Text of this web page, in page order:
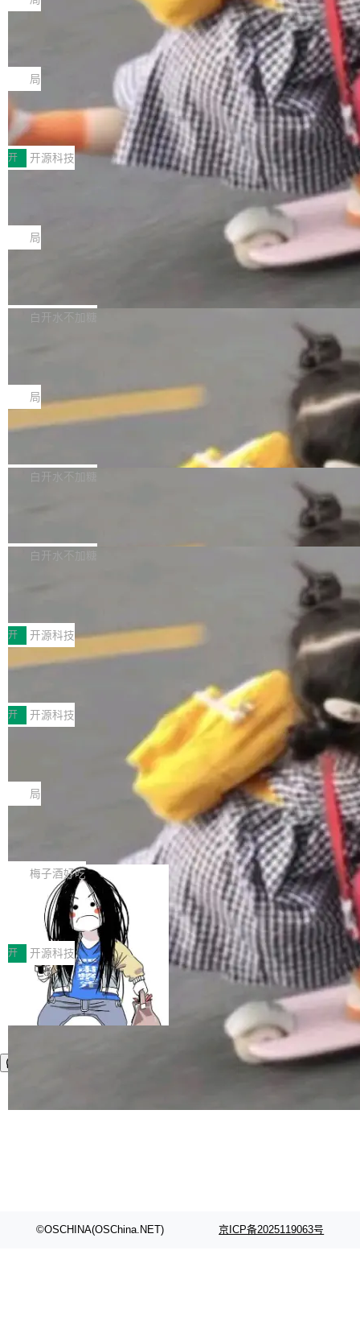
现实 过去两年，CIO们的焦虑清单上多了两项：
一是如何让大模型和智能体应用安全地从PoC走
向生产，二是如何让测试团队跟得上AI应用...
设置，如果用布尔值 + 可空字段来表示——bool
ean 表示是否可切换，nullable 的默认模式、浅
色方案、深色方案——会产生大量无意义的组
合。方案缺了、配置冲突了、全 null 了。要知道
哪些组合有效，作者说，你得靠"文档、校验、或
者部落知识"。 换个写法。Rust 的 enum，两个
变体：Switchable...
个"AI 知识库 + 聊天机器人"——每个大厂都在
做，没什么新鲜的。 但 Kenton Varda 在 Twitte
r 上把事情说清楚了： 今天我们发布了 Cloudfla
re OS，一个带连接器的聊天机器人，跟其他所
有科技公司做的一样。只不过，实际上它不一
样。这是 Sandstorm.io 的重制版，我十年前的
那个创业公司。不同的是，这次它构建在 Cloudf
lare Workers 上——我花了九年时间搭建的平台
——并且深度集成了 AI。这基本上是我十年秘密
Deno 团队开源 Celld，可自托管的分
Ryan Dahl 领导的 Deno 团队推出了最新开源项
目 Celld，一个能在自己机器上运行 Cloudflare
Workers 和 Durable Objects 的守护进程。 设
计思路很直接：每个对象是一个独立的 SQLite
数据库，按名称寻址，复制到你自己的 S3 兼容
存储库里。节点之间只通过这个存储库协调——
没有控制平面，没有共识协议。每个对象自带一
个小型数据库，应用天然按分片构建，单个数据
库的竞争和爆炸半径问题在设计层面就被消除
了。 闲置的 cell 会休眠到几乎不占资源。当 cel
l 迁移或唤醒时，新宿主从 S3 恢复 SQLite 数据
局
鲁大师7月新机性能/流畅/AI榜：vivo夺
性能、流畅双第一，三星Galaxy Z系列
新折叠缺席
2026年7月的手机市场，由于存储等硬件成本暴
增，手机厂商的日子也不好过啊，新机速度明显
放缓，因此硝烟味淡了许多。新机参数规格除开
高价的三星折叠（三星Galaxy Z Fold8 Ultra / Z
Fold8 / Z Flip8）外，其余要么是中低端机器，
例如iQOO Z11i、REDMI Note 17、REDMI No
te 17 Pro、OPPO K15，要么是vivo X300 E这
样的次旗舰。 Galaxy Z Fold8 Ultra / Z Fold8 /
部搭载骁龙8 Elite Gen5 for Galaxy，它们本该
开 开源科技
Zed 编辑器团队发布了新项目——DeltaDB，一
个在 git commit 之间记录每一次编辑操作的版
本控制系统。目前处于 Early Access 阶段。 De
mits」——软件是在 commit 之间写出来的。git
是把这段空隙补上。 回退到任何一次编辑：Delt
aDB 捕获 commit 之间的每一次操作，...
局
析）披露的最新分析与第二季度业绩报告，Spac
微软同期总资本开支的四成。 与亚马逊、Alpha
bet、微软以及 Meta 等传统科技巨头相比，Spa
ceXAI的资金消耗速度尤为引人瞩目。然而，支
撑庞大支出的资金来源却呈现出截然不同的面
貌。数据显示，微软和 Meta 主要依托充沛的经
白开水不加糖
一个在终端里运行的编程 agent；Muse Spark
1.2，驱动这个 agent 的新模型。一句话概括：
你可以用 curl -fsSL https://dev.meta.ai/install.
sh | bash 安装一个能在大项目里自动规划、写
代码、验证结果的 AI 终端工具。 据介绍，Muse
个主 agent 循环，外加一组后台 agent。这些后
局
美团开源 LoHoSearch，用知识图谱校
机器出题的前提，是让机器拥有全局视野。整个
构建流程可以分为四个环节：建图 → 控制难度
白开水不加糖
库，并将作为transport接入Mooncake TENT。
MPComm将作为一种传输引擎接入Mooncake T
ENT，实现零拷贝传输性能提升30%、非零拷贝
传输性能最高提升5倍。UCL-MPComm底层基
于自研UCL-Engine通信引擎，后续腾讯网平将
持续开源更多基于UCL-Engine的高性能通信组
件。 腾讯网平团队在UCL-MPComm中实现了一
个独立于业务线程的全局通信引擎（Engine），
白开水不加糖
型案例入选名单》，深信服“面向企业研发场景的
开源 AI 编程平台 CoStrict 应用”凭借卓越的技术
创新与落地成效成功入选。 全链路私有化部署，
助力企业AI研发安全落地 当前，越来越多企业已
经开始引入 AI Coding 工具，通过调用公有云模
型或企业内部部署模型提升研发效率。但随着 AI
Coding 从个人辅助工具逐步走向团队级、组织
级应用，企业在规模化落地过程中，对安全性、
可控性和代码质量提出了更高要求。 首先是数据
安全与合规要求。对于大多数普通研发场景，公
有云模型能够满足快速试用和效率提升的需求。
但对于金融、能源、医疗等对数据安全要求较...
开 开源科技
深信服AI算力网关入选工信部人工智能
前不久，工业和信息化部正式发布《2025年人工
智能应用典型案例名单》，集中展示人工智能在
各领域的应用成果，覆盖技术底座、行业赋能、
产品应用、支撑保障、专题等五大方向。深信服
AI算力网关（AI创新平台）成功入选！ 随着各行
各业的Agent走向规模化建设，算力构成形态逐
渐丰富，用户关注的重点也在发生变化：不只是
让AI用起来，还要进一步看清混合算力时代下，
Token花在哪里、算力是否被充分利用，以及持
续增长的AI成本该如何优化。 深信服AI算力网关
正是围绕这些实际问题，从Token治理和成本治
理两个方面，让用户的每一份算力都看得清、管
得住、用得稳、省得下、更安全！ 一、从现在开
始，Token使用一目...
开 开源科技
Jeff Dean 离开 Google：一个时代的结
束，一个实验室的开始
Google 员工编号 20。MapReduce 作者之一。
Bigtable 作者之一。TensorFlow 的作者之一。
Gemini 的架构师。Google 首席科学家。 Jeff D
ean 在 Google 工作了 27 年后，宣布离职。 他
不是一个人走。一同离开的还有 Sanjay Ghema
wat（Google 员工编号 23，Jeff Dean 二十多
年的编程搭档，MapReduce 和 Bigtable 的共同
作者）、Quoc Le（Google 大脑核心成员，Se
q2Seq 和 DocAI 的共同发明人）以及 Oriol Vin
yals（Gemini 联合负责人，AlphaSta...
局
🔥 SolonCode v2026.8.4 发布：界面
字体可调、22 种语言、记忆搜索增强
打开终端就能上岗的全中文编码智能体，这一轮
把「看得清、用母语、记得住」三件事一次补
齐。 SolonCode 是什么 SolonCode 是杭州无
耳科技研发的企业级终端编码智能体——一位全
中文驱动的数字员工，自主理解需求、规划步
骤、编写代码。不挑模型、不挑平台，curl 一行
装完即用。 开源地址：Gitee · GitCode · GitHu
b 安装 支持 Java 8+（8~26）、macOS / Linu
x / Windows / Harmony PC。 # macOS / Linu
x / Harmony PC curl -fsSL https://solon.noea
梅子酒好吃
让“代码语义理解”深度释放AI Coding
价值潜能：华为云码道（CodeArts）
代码仓技术解析
一、代码仓深度理解技术的作用与价值 在软件工
程实践中，代码仓是企业核心知识资产的主要载
体。企业级代码仓库通常包含数十万乃至数百万
个文件，其规模远超单次模型调用可承载的上下
文窗口。随着项目规模的持续扩张与代码历史的
不断累积，代码仓中的模块关系、接口契约、业
务逻辑等关键信息往往分散于数十乃至数百个文
件之中，形成高度复杂的知识关联网络。传统的
开 开源科技
©OSCHINA(OSChina.NET) 京ICP备2025119063号